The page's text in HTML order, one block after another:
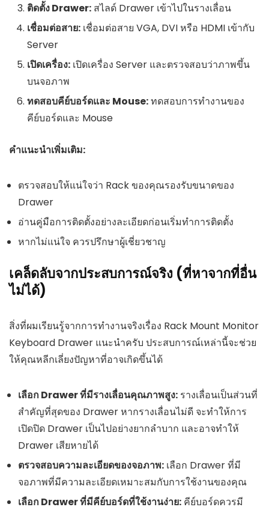
ติดตั้ง Drawer: สไลด์ Drawer เข้าไปในรางเลื่อน
เชื่อมต่อสาย: เชื่อมต่อสาย VGA, DVI หรือ HDMI เข้ากับ
Server
เปิดเครื่อง: เปิดเครื่อง Server และตรวจสอบว่าภาพขึ้น
บนจอภาพ
ทดสอบคีย์บอร์ดและ Mouse:ทดสอบการทำงานของ
คีย์บอร์ดและ Mouse
คำแนะนำเพิ่มเติม:
ตรวจสอบให้แน่ใจว่า Rack ของคุณรองรับขนาดของ
Drawer
อ่านคู่มือการติดตั้งอย่างละเอียดก่อนเริ่มทำการติดตั้ง
หากไม่แน่ใจ ควรปรึกษาผู้เชี่ยวชาญ
เคล็ดลับจากประสบการณ์จริง (ที่หาจากที่อื่น
ไม่ได้)
สิ่งที่ผมเรียนรู้จากการทำงานจริงเรื่อง Rack Mount Monitor
Keyboard Drawer แนะนำครับ ประสบการณ์เหล่านี้จะช่วย
ให้คุณหลีกเลี่ยงปัญหาที่อาจเกิดขึ้นได้
เลือก Drawer ที่มีรางเลื่อนคุณภาพสูง: รางเลื่อนเป็นส่วนที่
สำคัญที่สุดของ Drawer หากรางเลื่อนไม่ดี จะทำให้การ
เปิดปิด Drawer เป็นไปอย่างยากลำบาก และอาจทำให้
Drawer เสียหายได้
ตรวจสอบความละเอียดของจอภาพ: เลือก Drawer ที่มี
จอภาพที่มีความละเอียดเหมาะสมกับการใช้งานของคุณ
เลือก Drawer ที่มีคีย์บอร์ดที่ใช้งานง่าย: คีย์บอร์ดควรมี